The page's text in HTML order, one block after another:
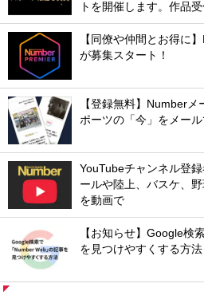
トを開催します。作品受
【同僚や仲間とお得に
が募集スタート！
【登録無料】Number
ポーツの「今」をメール
YouTubeチャンネル登
ールや陸上、バスケ、
を動画で
【お知らせ】Google検
を見つけやすくする方法